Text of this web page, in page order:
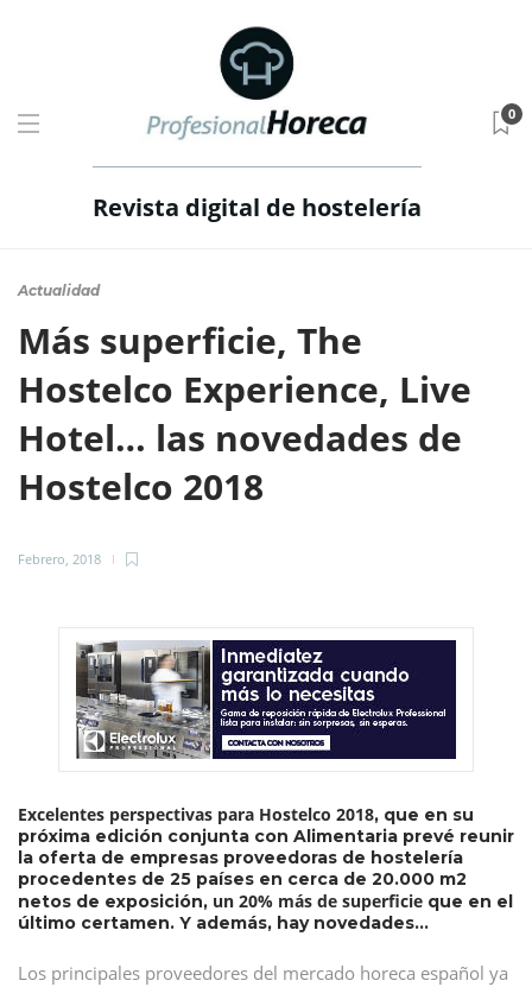
Revista digital de hostelería
0
Actualidad
Más superficie, The
Hostelco Experience, Live
Hotel… las novedades de
Hostelco 2018
Febrero, 2018
Excelentes perspectivas para Hostelco 2018, que en su
próxima edición conjunta con Alimentaria prevé reunir
la oferta de empresas proveedoras de hostelería
procedentes de 25 países en cerca de 20.000 m2
netos de exposición, un 20% más de superficie que en el
último certamen. Y además, hay novedades…
Los principales proveedores del mercado horeca español ya